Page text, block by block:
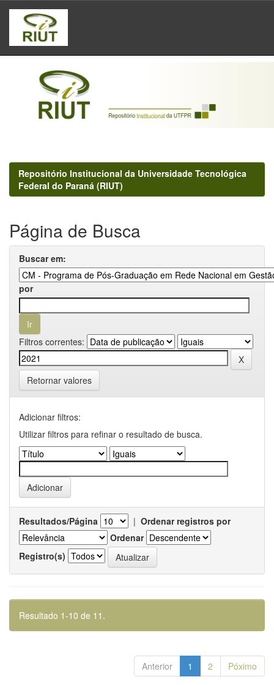
Skip
navigation
Repositório Institucional da Universidade Tecnológica
Federal do Paraná (RIUT)
Página de Busca
Buscar em:
por
Filtros correntes:
Retornar valores
Adicionar filtros:
Utilizar filtros para refinar o resultado de busca.
Resultados/Página | Ordenar registros por
Ordenar
Registro(s)
Resultado 1-10 de 11.
Anterior 1 2 Póximo